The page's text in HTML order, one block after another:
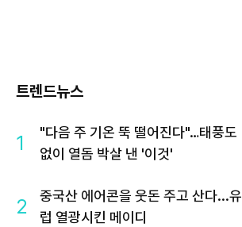
트렌드뉴스
1
"다음 주 기온 뚝 떨어진다"…태풍도
없이 열돔 박살 낸 '이것'
2
중국산 에어콘을 웃돈 주고 산다...유
럽 열광시킨 메이디